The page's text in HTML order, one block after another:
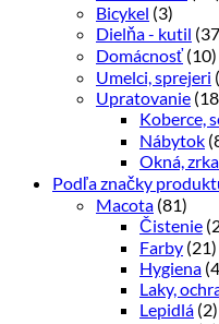
Bicykel (3)
Dielňa - kutil
Domácnosť (10)
Umelci, sprejeri
Upratovanie
Koberce,
Nábytok
Okná,
Podľa značky
Macota (81)
Čistenie
Farby (21)
Hygiena
Laky,
Lepidlá (2)